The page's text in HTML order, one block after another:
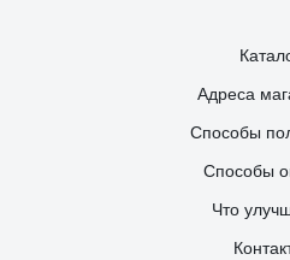
Адреса
Способы
Способы
Что